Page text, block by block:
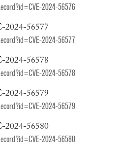
2024-56576
2024-56577
2024-56577
2024-56578
2024-56578
2024-56579
2024-56579
2024-56580
2024-56580